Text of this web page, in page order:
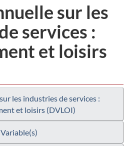
sur les
services :
et loisirs
les industries de services :
et loisirs (DVLOI)
Variable(s)